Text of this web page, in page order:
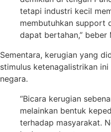
tetapi industri kecil
membutuhkan support
dapat bertahan,” beber
Sementara, kerugian yang
stimulus ketenagalistrikan
negara.
“Bicara kerugian
melainkan bentuk
terhadap masyarakat.